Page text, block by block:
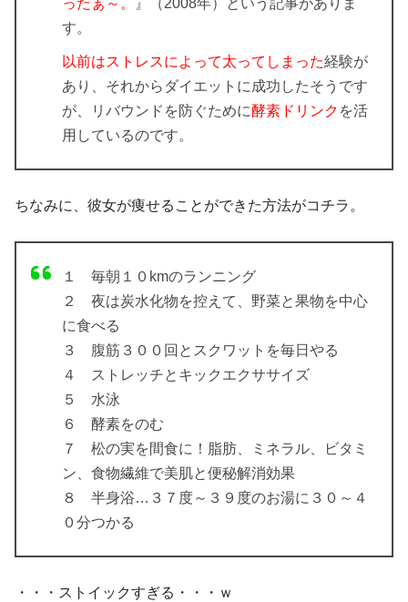
ったぁ～。
』（2008年）という記事がありま
す。
以前はストレスによって太ってしまった経験が
あり、それからダイエットに成功したそうです
が、リバウンドを防ぐために酵素ドリンク を活
用しているのです。
ちなみに、彼女が痩せることができた方法がコチラ。
１ 毎朝１０kmのランニング
２ 夜は炭水化物を控えて、野菜と果物を中心
に食べる
３ 腹筋３００回とスクワットを毎日やる
４ ストレッチとキックエクササイズ
５ 水泳
６ 酵素をのむ
７ 松の実を間食に！脂肪、ミネラル、ビタミ
ン、食物繊維で美肌と便秘解消効果
８ 半身浴…３７度～３９度のお湯に３０～４
０分つかる
・・・ストイックすぎる・・・ｗ